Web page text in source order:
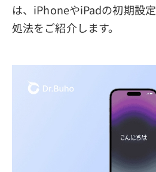
は、iPhoneやiPadの初期設
処法をご紹介します。